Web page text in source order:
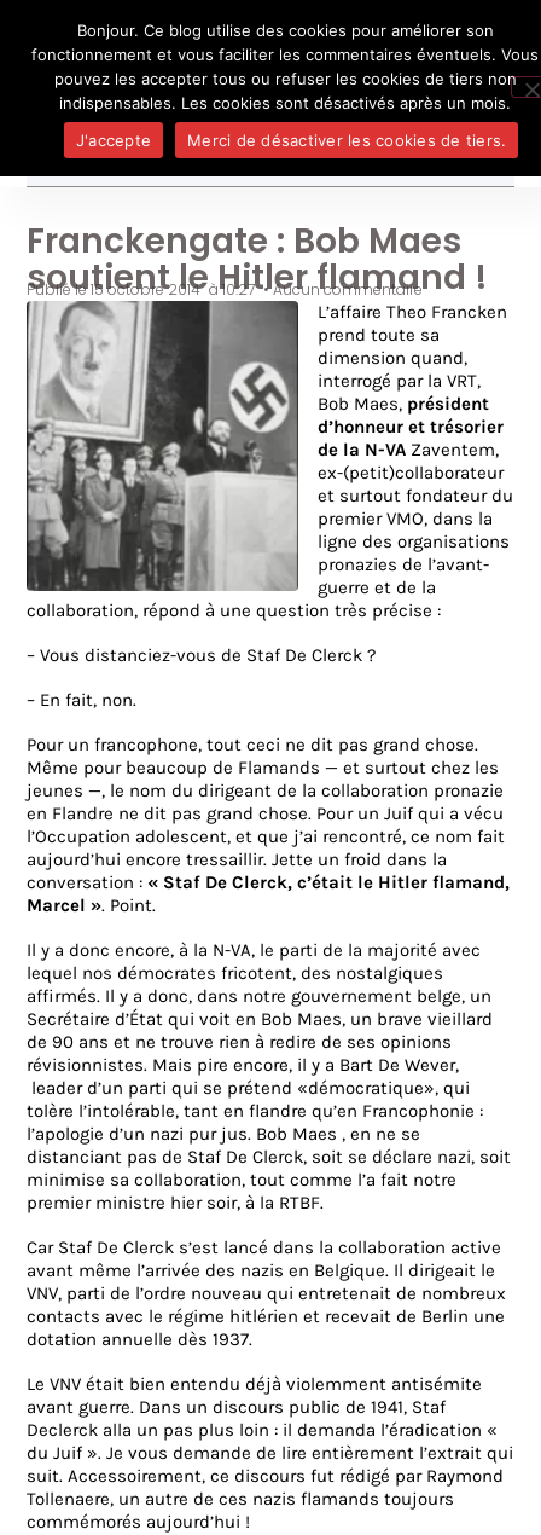
UN BLOG DESEL
Je pense, donc je ne suis personne
Médias
Franckengate : Bob Maes
soutient le Hitler flamand !
Publié le15 octobre 2014 à 10:27 •Aucun commentaire
L’affaire Theo Francken
prend toute sa
dimension quand,
interrogé par la VRT,
Bob Maes, président
d’honneur et trésorier
de la N-VA Zaventem,
ex-(petit)collaborateur
et surtout fondateur du
premier VMO, dans la
ligne des organisations
pronazies de l’avant-
guerre et de la
collaboration, répond à une question très précise :
– Vous distanciez-vous de Staf De Clerck ?
– En fait, non.
Pour un francophone, tout ceci ne dit pas grand chose.
Même pour beaucoup de Flamands — et surtout chez les
jeunes —, le nom du dirigeant de la collaboration pronazie
en Flandre ne dit pas grand chose. Pour un Juif qui a vécu
l’Occupation adolescent, et que j’ai rencontré, ce nom fait
aujourd’hui encore tressaillir. Jette un froid dans la
conversation : « Staf De Clerck, c’était le Hitler flamand,
Marcel ». Point.
Il y a donc encore, à la N-VA, le parti de la majorité avec
lequel nos démocrates fricotent, des nostalgiques
affirmés. Il y a donc, dans notre gouvernement belge, un
Secrétaire d’État qui voit en Bob Maes, un brave vieillard
de 90 ans et ne trouve rien à redire de ses opinions
révisionnistes. Mais pire encore, il y a Bart De Wever,
leader d’un parti qui se prétend «démocratique», qui
tolère l’intolérable, tant en flandre qu’en Francophonie :
l’apologie d’un nazi pur jus. Bob Maes , en ne se
distanciant pas de Staf De Clerck, soit se déclare nazi, soit
minimise sa collaboration, tout comme l’a fait notre
premier ministre hier soir, à la RTBF.
Car Staf De Clerck s’est lancé dans la collaboration active
avant même l’arrivée des nazis en Belgique. Il dirigeait le
VNV, parti de l’ordre nouveau qui entretenait de nombreux
contacts avec le régime hitlérien et recevait de Berlin une
dotation annuelle dès 1937.
Le VNV était bien entendu déjà violemment antisémite
avant guerre. Dans un discours public de 1941, Staf
Declerck alla un pas plus loin : il demanda l’éradication «
du Juif ». Je vous demande de lire entièrement l’extrait qui
suit. Accessoirement, ce discours fut rédigé par Raymond
Tollenaere, un autre de ces nazis flamands toujours
commémorés aujourd’hui !
Bonjour. Ce blog utilise des cookies pour améliorer son
fonctionnement et vous faciliter les commentaires éventuels. Vous
pouvez les accepter tous ou refuser les cookies de tiers non
indispensables. Les cookies sont désactivés après un mois.
J'accepte
Merci de désactiver les cookies de tiers.